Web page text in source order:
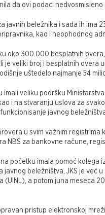
da ovi podaci
javnih beležnika i sada ih ima
kao i neophodnog
oko 300.000 besplatnih
je veliki broj i besplatnih overa
uštedelo najmanje 54
veliku podršku
i na stvaranju uslova za
javnog
u svim važnim registrima
NBS za bankovne račune,
početku imala pomoć kolega
beležništva, JKS je već
a potom juna meseca
pristup elektronskoj